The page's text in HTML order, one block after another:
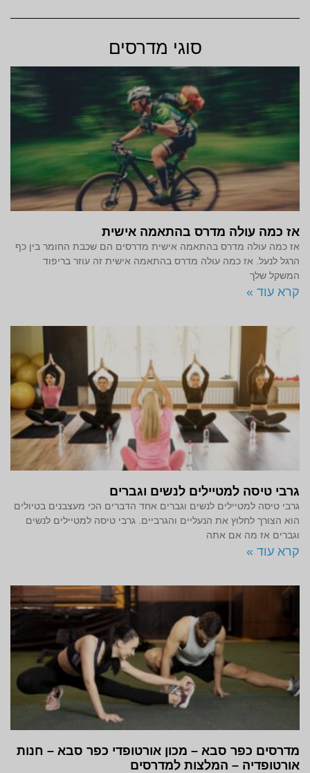
סוגי מדרסים
אז כמה עולה מדרס בהתאמה אישית
אז כמה עולה מדרס בהתאמה אישית מדרסים הם שכבת החומר בין כף
הרגל לנעל. אז כמה עולה מדרס בהתאמה אישית זה עוזר בריפוד
המשקל שלך
קרא עוד »
גרבי טיסה למטיילים לנשים וגברים
גרבי טיסה למטיילים לנשים וגברים אחד הדברים הכי מעצבנים בטיולים
הוא הצורך לחלוץ את הנעליים והגרביים. גרבי טיסה למטיילים לנשים
וגברים אז מה אם אתה
קרא עוד »
מדרסים כפר סבא – מכון אורטופדי כפר סבא – חנות
אורטופדיה – המלצות למדרסים